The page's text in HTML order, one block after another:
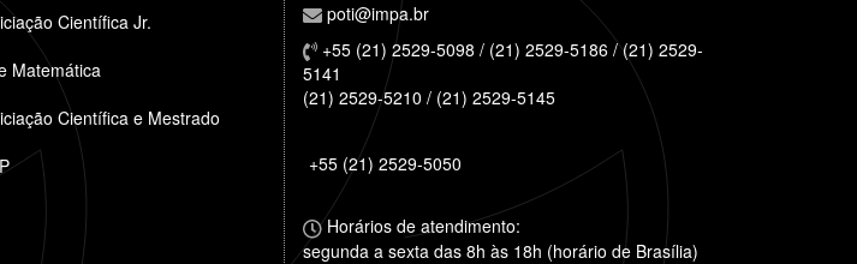
Científica Jr.
Matemática
Científica e Mestrado
poti@impa.br
+55 (21) 2529-5098 / (21) 2529-5186 / (21) 2529-
5141
(21) 2529-5210 / (21) 2529-5145
+55 (21) 2529-5050
Horários de atendimento:
segunda a sexta das 8h às 18h (horário de Brasília)